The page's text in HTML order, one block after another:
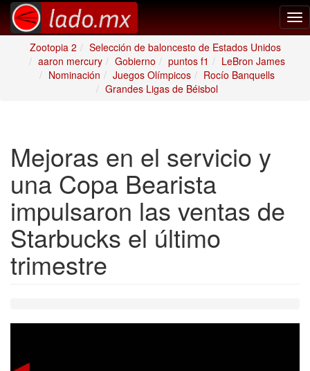
Zootopia 2
Selección de baloncesto de Estados Unidos
aaron mercury
Gobierno puntos f1
LeBron James
Nominación
Juegos Olímpicos
Rocío Banquells
Grandes Ligas de Béisbol
Mejoras en el servicio y
una Copa Bearista
impulsaron las ventas de
Starbucks el último
trimestre